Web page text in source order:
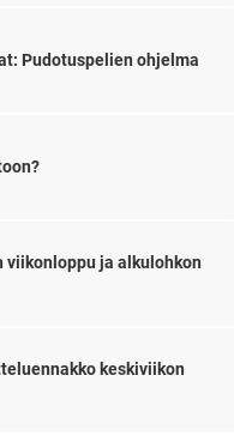
Pudotuspelien ohjelma
viikonloppu ja alkulohkon
keskiviikon